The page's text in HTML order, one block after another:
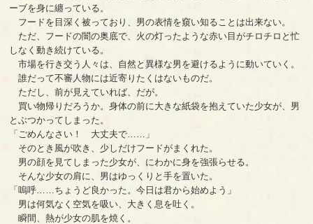
ーブを身に纏っている。
フードを目深く被っており、男の表情を窺い知ることは出来ない。
ただ、フードの闇の奥底で、火の灯ったような赤い目がチロチロと忙
しなく動き続けている。
市場を行き交う人々は、自然と異様な男を避けるように動いていく。
誰だって不審人物には近寄りたくはないものだ。
ただし、前が見えていれば、だが。
買い物帰りだろうか。身体の前に大きな紙袋を抱えていた少女が、男
とぶつかってしまった。
「ごめんなさい！ 大丈夫で……」
そのとき風が吹き、少しだけフードがまくれた。
男の顔を見てしまった少女が、にわかに身を強張らせる。
そんな少女の肩に、男はゆっくりと手を置いた。
「嗚呼……ちょうど良かった。今日は君から始めよう」
男は何気なく空気を吸い、大きく息を吐く。
瞬間、熱が少女の肌を焼く。